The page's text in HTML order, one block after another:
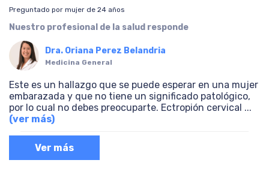
Preguntado por mujer de 24 años
Nuestro profesional de la salud responde
Dra. Oriana Perez Belandria
Medicina General
Este es un hallazgo que se puede esperar en una mujer
embarazada y que no tiene un significado patológico,
por lo cual no debes preocuparte. Ectropión cervical ...
(ver más)
Ver más